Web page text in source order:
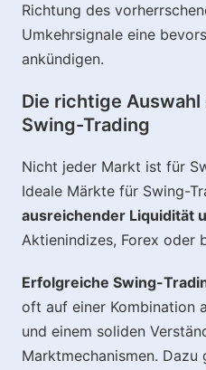
Richtung des
Umkehrsignale eine
ankündigen.
Die richtige
Swing-Trading
Nicht jeder Markt ist für
Ideale Märkte für Swing-
ausreichender Liquidität
Aktienindizes, Forex oder
Erfolgreiche Swing-
oft auf einer Kombination
und einem soliden
Marktmechanismen.